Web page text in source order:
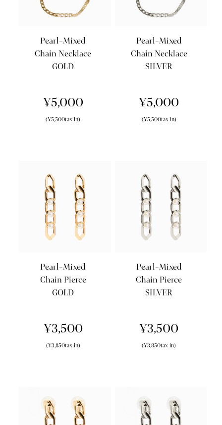
Pearl-Mixed
Chain Necklace
GOLD
¥5,000
(¥5,500tax in)
Pearl-Mixed
Chain Necklace
SILVER
¥5,000
(¥5,500tax in)
Pearl-Mixed
Chain Pierce
GOLD
¥3,500
(¥3,850tax in)
Pearl-Mixed
Chain Pierce
SILVER
¥3,500
(¥3,850tax in)